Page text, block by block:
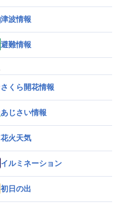
津波情報
避難情報
さくら開花情報
あじさい情報
花火天気
イルミネーション
初日の出